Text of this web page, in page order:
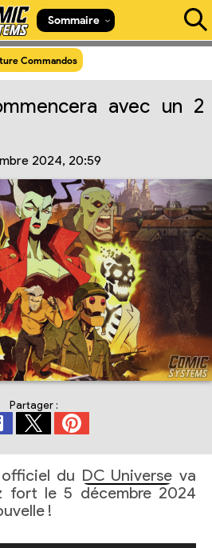
Sommaire
Commandos
avec un 2
2024, 20:59
Partager :
du DC Universe va
fort le 5 décembre 2024
!